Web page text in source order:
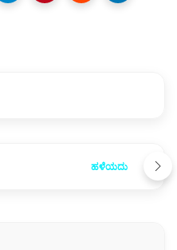
ಹಳೆಯದು